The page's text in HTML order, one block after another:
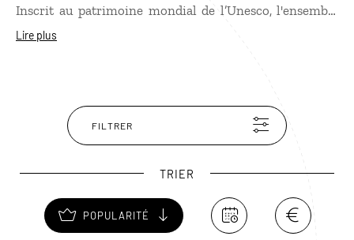
Inscrit au patrimoine mondial de l’Unesco, l'ensemble
de monuments de Pattakadal abrite un nombre
dravidien de Virupaksha dédié à Shiva, un chef-d’œuvre
de l’architecture indienne orné de décors sculptés de
toute beauté.
Lire plus
FILTRER
TRIER
POPULARITÉ